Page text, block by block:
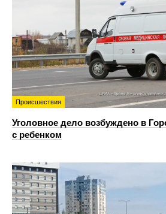
Происшествия
Уголовное дело возбуждено в
с ребенком